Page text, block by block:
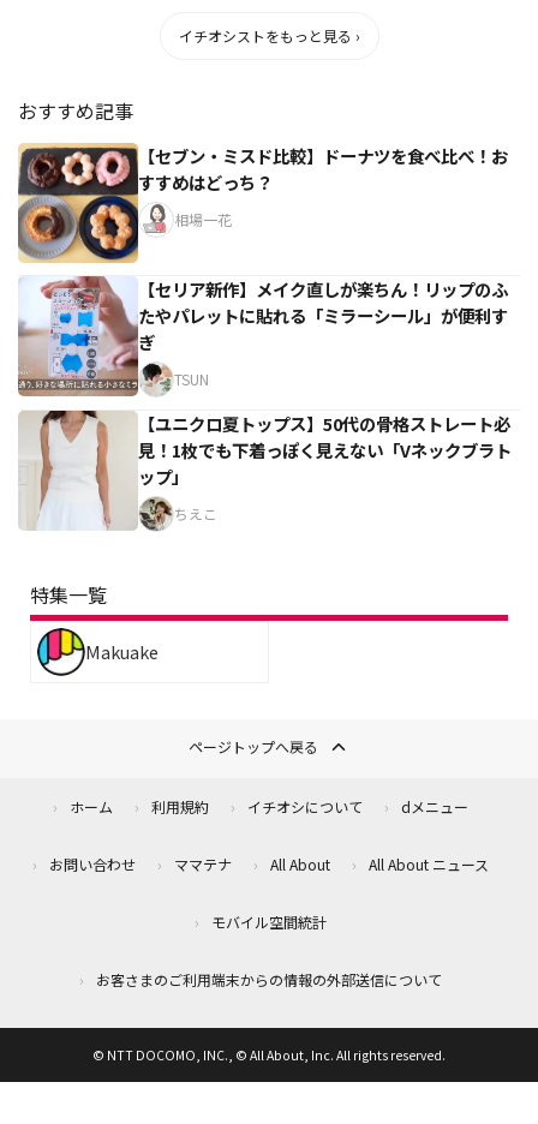
イチオシストをもっと見る ›
おすすめ記事
【セブン・ミスド比較】ドーナツを食べ比べ！お
すすめはどっち？
相場一花
【セリア新作】メイク直しが楽ちん！リップのふ
たやパレットに貼れる「ミラーシール」が便利す
ぎ
TSUN
【ユニクロ夏トップス】50代の骨格ストレート必
見！1枚でも下着っぽく見えない「Vネックブラト
ップ」
ちえこ
特集一覧
Makuake
ページトップへ戻る
ホーム 利用規約 イチオシについて dメニュー
お問い合わせ ママテナ All About All About ニュース
モバイル空間統計
お客さまのご利用端末からの情報の外部送信について
© NTT DOCOMO, INC., © All About, Inc. All rights reserved.